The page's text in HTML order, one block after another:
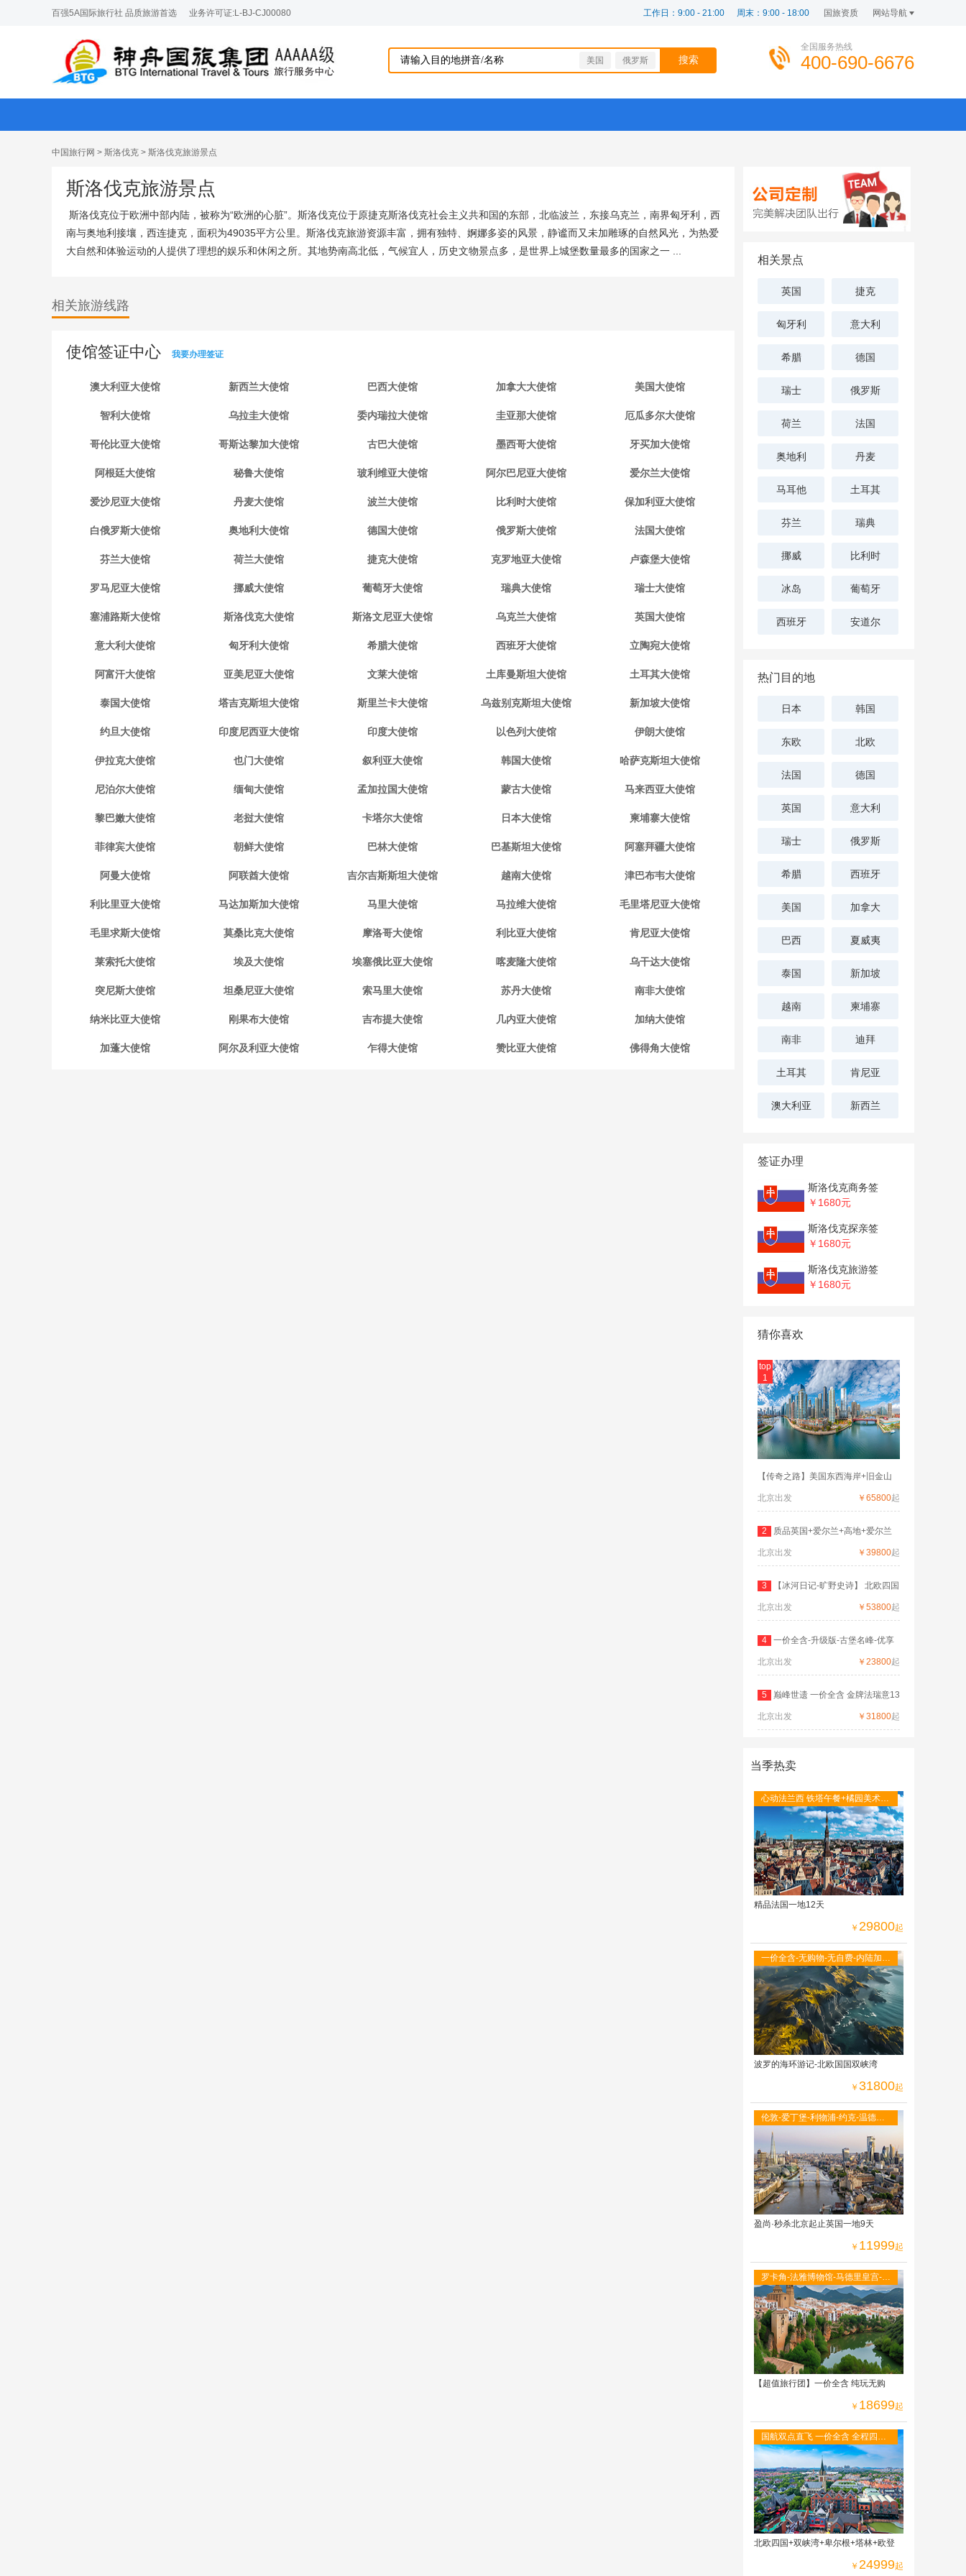
百强5A国际旅行社 品质旅游首选 业务许可证:L-BJ-CJ00080 网站导航
国旅资质
工作日：9:00 - 21:00 周末：9:00 - 18:00
美国 俄罗斯
全国服务热线
400-690-6676
中国旅行网 > 斯洛伐克 > 斯洛伐克旅游景点
斯洛伐克旅游景点
斯洛伐克位于欧洲中部内陆，被称为“欧洲的心脏”。斯洛伐克位于原捷克斯洛伐克社会主义共和国的东部，北临波兰，东接乌克兰，南界匈牙利，西
南与奥地利接壤，西连捷克，面积为49035平方公里。斯洛伐克旅游资源丰富，拥有独特、婀娜多姿的风景，静谧而又未加雕琢的自然风光，为热爱
大自然和体验运动的人提供了理想的娱乐和休闲之所。其地势南高北低，气候宜人，历史文物景点多，是世界上城堡数量最多的国家之一 ...
相关旅游线路
使馆签证中心 我要办理签证
澳大利亚大使馆 新西兰大使馆 巴西大使馆 加拿大大使馆 美国大使馆
智利大使馆 乌拉圭大使馆 委内瑞拉大使馆 圭亚那大使馆 厄瓜多尔大使馆
哥伦比亚大使馆 哥斯达黎加大使馆 古巴大使馆 墨西哥大使馆 牙买加大使馆
阿根廷大使馆 秘鲁大使馆 玻利维亚大使馆 阿尔巴尼亚大使馆 爱尔兰大使馆
爱沙尼亚大使馆 丹麦大使馆 波兰大使馆 比利时大使馆 保加利亚大使馆
白俄罗斯大使馆 奥地利大使馆 德国大使馆 俄罗斯大使馆 法国大使馆
芬兰大使馆 荷兰大使馆 捷克大使馆 克罗地亚大使馆 卢森堡大使馆
罗马尼亚大使馆 挪威大使馆 葡萄牙大使馆 瑞典大使馆 瑞士大使馆
塞浦路斯大使馆 斯洛伐克大使馆 斯洛文尼亚大使馆 乌克兰大使馆 英国大使馆
意大利大使馆 匈牙利大使馆 希腊大使馆 西班牙大使馆 立陶宛大使馆
阿富汗大使馆 亚美尼亚大使馆 文莱大使馆 土库曼斯坦大使馆 土耳其大使馆
泰国大使馆 塔吉克斯坦大使馆 斯里兰卡大使馆 乌兹别克斯坦大使馆 新加坡大使馆
约旦大使馆 印度尼西亚大使馆 印度大使馆 以色列大使馆 伊朗大使馆
伊拉克大使馆 也门大使馆 叙利亚大使馆 韩国大使馆 哈萨克斯坦大使馆
尼泊尔大使馆 缅甸大使馆 孟加拉国大使馆 蒙古大使馆 马来西亚大使馆
黎巴嫩大使馆 老挝大使馆 卡塔尔大使馆 日本大使馆 柬埔寨大使馆
菲律宾大使馆 朝鲜大使馆 巴林大使馆 巴基斯坦大使馆 阿塞拜疆大使馆
阿曼大使馆 阿联酋大使馆 吉尔吉斯斯坦大使馆 越南大使馆 津巴布韦大使馆
利比里亚大使馆 马达加斯加大使馆 马里大使馆 马拉维大使馆 毛里塔尼亚大使馆
毛里求斯大使馆 莫桑比克大使馆 摩洛哥大使馆 利比亚大使馆 肯尼亚大使馆
莱索托大使馆 埃及大使馆 埃塞俄比亚大使馆 喀麦隆大使馆 乌干达大使馆
突尼斯大使馆 坦桑尼亚大使馆 索马里大使馆 苏丹大使馆 南非大使馆
纳米比亚大使馆 刚果布大使馆 吉布提大使馆 几内亚大使馆 加纳大使馆
加蓬大使馆 阿尔及利亚大使馆 乍得大使馆 赞比亚大使馆 佛得角大使馆
相关景点
英国 捷克
匈牙利 意大利
希腊 德国
瑞士 俄罗斯
荷兰 法国
奥地利 丹麦
马耳他 土耳其
芬兰 瑞典
挪威 比利时
冰岛 葡萄牙
西班牙 安道尔
热门目的地
日本 韩国
东欧 北欧
法国 德国
英国 意大利
瑞士 俄罗斯
希腊 西班牙
美国 加拿大
巴西 夏威夷
泰国 新加坡
越南 柬埔寨
南非 迪拜
土耳其 肯尼亚
澳大利亚 新西兰
签证办理
斯洛伐克商务签
￥1680元
斯洛伐克探亲签
￥1680元
斯洛伐克旅游签
￥1680元
猜你喜欢
top
1
【传奇之路】美国东西海岸+旧金山
北京出发 ￥65800起
2 质品英国+爱尔兰+高地+爱尔兰
深度
北京出发 ￥39800起
3 【冰河日记-旷野史诗】 北欧四国
双
北京出发 ￥53800起
4 一价全含-升级版-古堡名峰-优享
德
北京出发 ￥23800起
5 巅峰世遗 一价全含 金牌法瑞意13
日
北京出发 ￥31800起
当季热卖
心动法兰西 铁塔午餐+橘园美术馆
+圣米歇尔山+图卢茨航空馆+卡尔
卡松城堡
精品法国一地12天
￥ 29800起
一价全含-无购物-无自费-内陆加飞
不走回头路-双点进出-峡湾游船-观
光小火车
波罗的海环游记-北欧国国双峡湾
￥ 31800起
伦敦-爱丁堡-利物浦-约克-温德米
尔湖区-牛津大学-莎士比亚故居-伦
敦自由活动
盈尚·秒杀北京起止英国一地9天
￥ 11999起
罗卡角-法雅博物馆-马德里皇宫-阿
尔罕布拉宫-古城托莱多-全程当地
四星级酒店
【超值旅行团】一价全含 纯玩无购
￥ 18699起
国航双点直飞 一价全含 全程四星
酒店 免费WIFI 二人游轮内舱 六菜
一汤
北欧四国+双峡湾+卑尔根+塔林+欧登
￥ 24999起